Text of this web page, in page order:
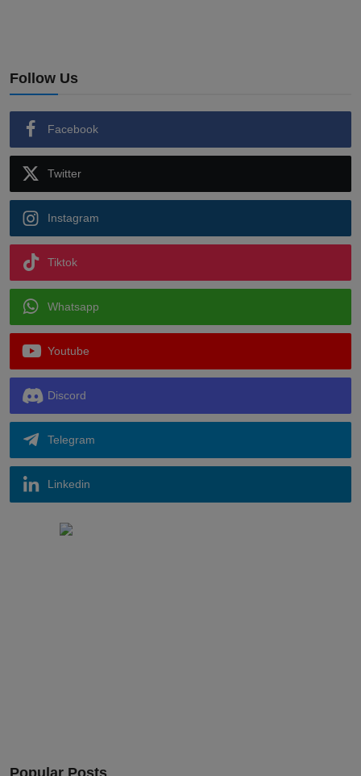
Follow Us
Facebook
Twitter
Instagram
Tiktok
Whatsapp
Youtube
Discord
Telegram
Linkedin